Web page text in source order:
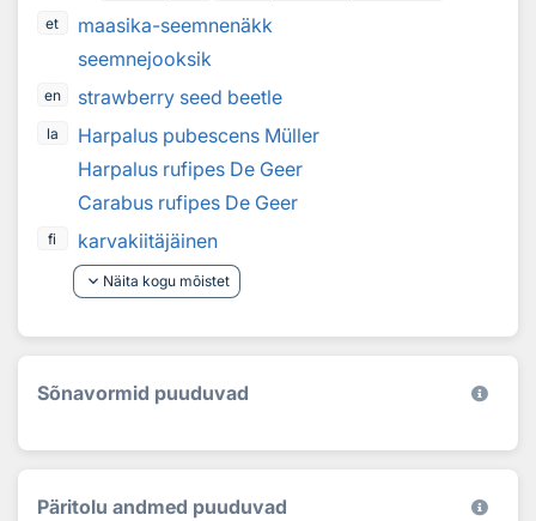
et
maasika-seemnenäkk
seemnejooksik
en strawberry seed beetle
la
Harpalus pubescens Müller
Harpalus rufipes De Geer
Carabus rufipes De Geer
fi
karvakiitäjäinen
keyboard_arrow_down Näita kogu mõistet
Sõnavormid puuduvad
Päritolu andmed puuduvad